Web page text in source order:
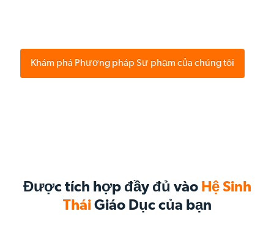
Khám phá Phương pháp Sư phạm của chúng tôi
Được tích hợp đầy đủ vào Hệ Sinh
TháiGiáo Dục của bạn